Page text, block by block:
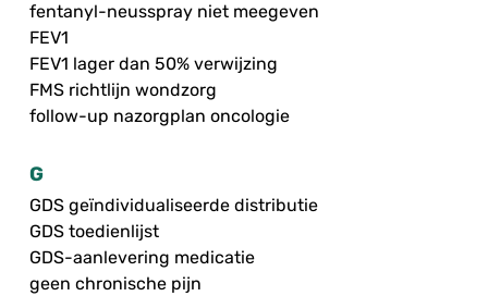
fentanyl-neusspray niet meegeven
FEV1
FEV1 lager dan 50% verwijzing
FMS richtlijn wondzorg
follow-up nazorgplan oncologie
G
GDS geïndividualiseerde distributie
GDS toedienlijst
GDS-aanlevering medicatie
geen chronische pijn